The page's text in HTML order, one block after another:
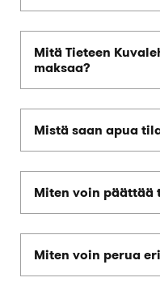
Mitä Tieteen
maksaa?
Mistä saan apua
Miten voin päättää
Miten voin perua